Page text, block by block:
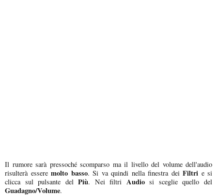
Il rumore sarà pressoché scomparso ma il livello del volume dell'audio
risulterà essere molto basso. Si va quindi nella finestra dei Filtri e si
clicca sul pulsante delPiù. Nei filtri Audiosi sceglie quello del
Guadagno/Volume.